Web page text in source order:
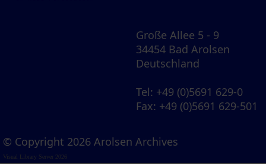
Große Allee 5 - 9
34454 Bad Arolsen
Deutschland
Tel: +49 (0)5691 629-0
Fax: +49 (0)5691 629-501
© Copyright 2026 Arolsen Archives
Visual Library Server 2026